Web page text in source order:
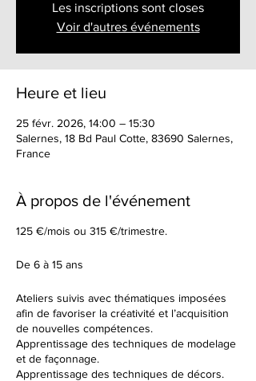
Les inscriptions sont closes
Voir d'autres événements
Heure et lieu
25 févr. 2026, 14:00 – 15:30
Salernes, 18 Bd Paul Cotte, 83690 Salernes,
France
À propos de l'événement
125 €/mois ou 315 €/trimestre.
De 6 à 15 ans
Ateliers suivis avec thématiques imposées
afin de favoriser la créativité et l’acquisition
de nouvelles compétences.
Apprentissage des techniques de modelage
et de façonnage.
Apprentissage des techniques de décors.